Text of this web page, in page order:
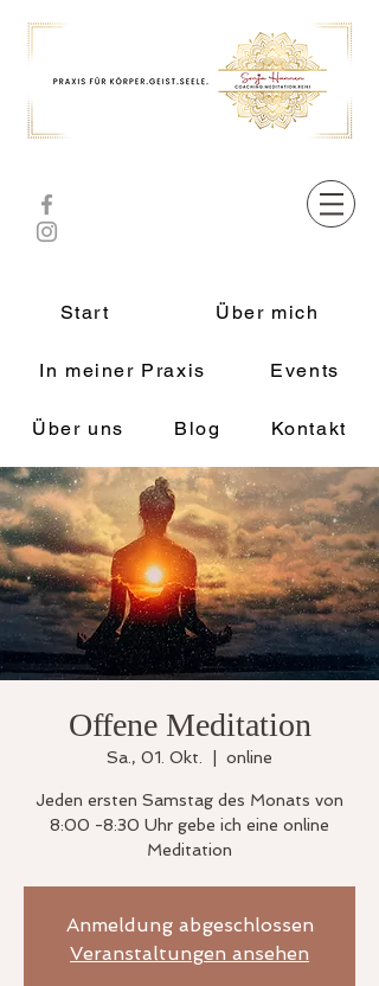
Start Über mich
In meiner Praxis Events
Über uns Blog Kontakt
Offene Meditation
Sa., 01. Okt. online
Jeden ersten Samstag des Monats von
8:00 -8:30 Uhr gebe ich eine online
Meditation
Anmeldung abgeschlossen
Veranstaltungen ansehen